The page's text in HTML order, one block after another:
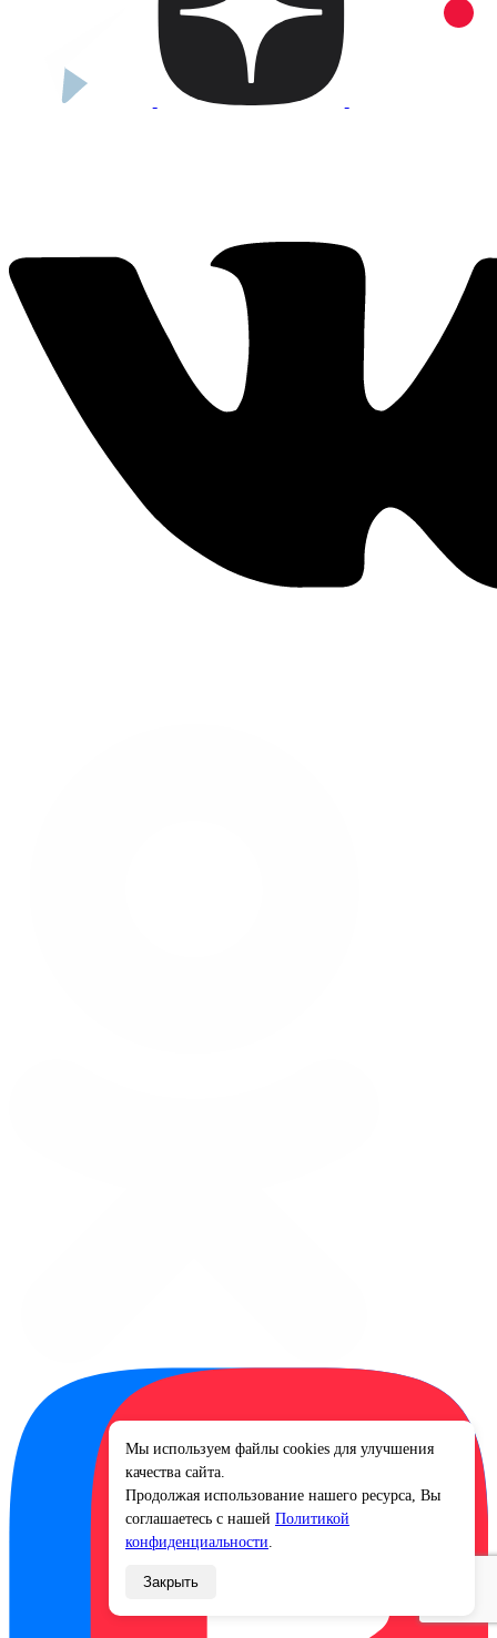
Мы используем файлы cookies для улучшения
качества сайта.
Продолжая использование нашего ресурса, Вы
соглашаетесь с нашей Политикой
конфиденциальности.
Закрыть